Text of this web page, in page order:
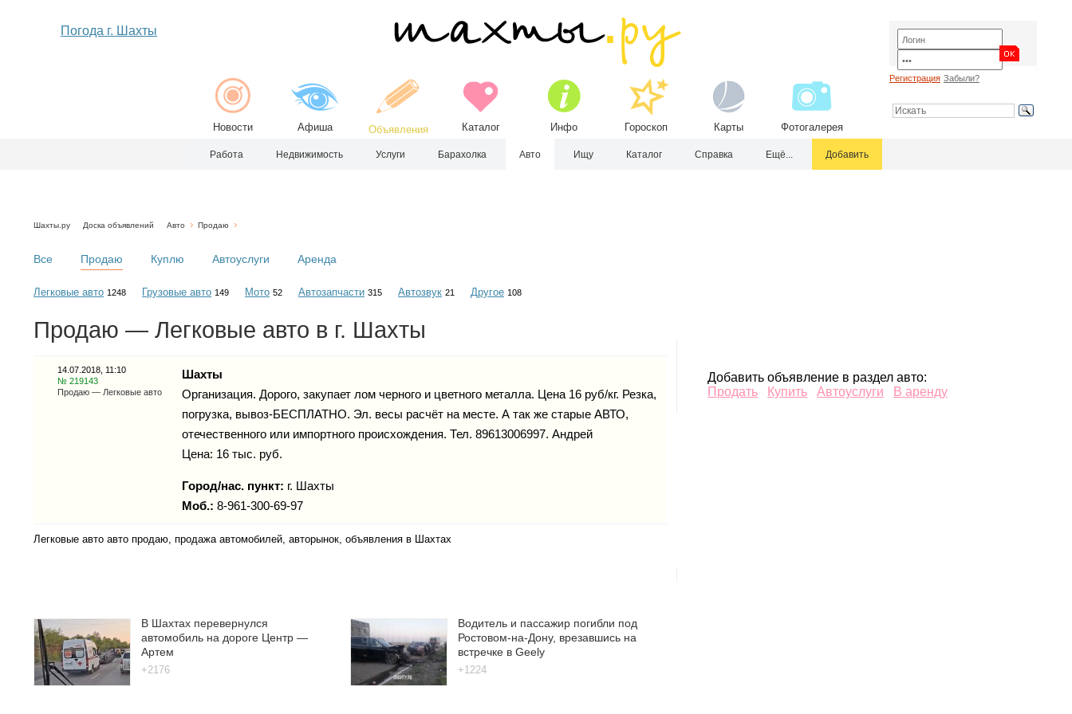
Погода г. Шахты
Новости Афиша Объявления Каталог Инфо Гороскоп Карты Фотогалерея
Регистрация Забыли?
Работа Недвижимость Услуги Барахолка Авто Ищу Каталог Справка Ещё... Добавить
Шахты.ру Доска объявлений Авто Продаю
Все Продаю Куплю Автоуслуги Аренда
Легковые авто 1248 Грузовые авто 149 Мото 52 Автозапчасти 315 Автозвук 21 Другое 108
Продаю — Легковые авто в г. Шахты
14.07.2018, 11:10
№ 219143
Продаю — Легковые авто
Шахты
Организация. Дорого, закупает лом черного и цветного металла. Цена 16 руб/кг. Резка,
погрузка, вывоз-БЕСПЛАТНО. Эл. весы расчёт на месте. А так же старые АВТО,
отечественного или импортного происхождения. Тел. 89613006997. Андрей
Цена: 16 тыс. руб.
Город/нас. пункт: г. Шахты
Моб.: 8-961-300-69-97
Легковые авто авто продаю, продажа автомобилей, авторынок, объявления в Шахтах
Добавить объявление в раздел авто:
Продать
Купить Автоуслуги В аренду
В Шахтах перевернулся
автомобиль на дороге Центр —
Артем
+2176
Водитель и пассажир погибли под
Ростовом-на-Дону, врезавшись на
встречке в Geely
+1224